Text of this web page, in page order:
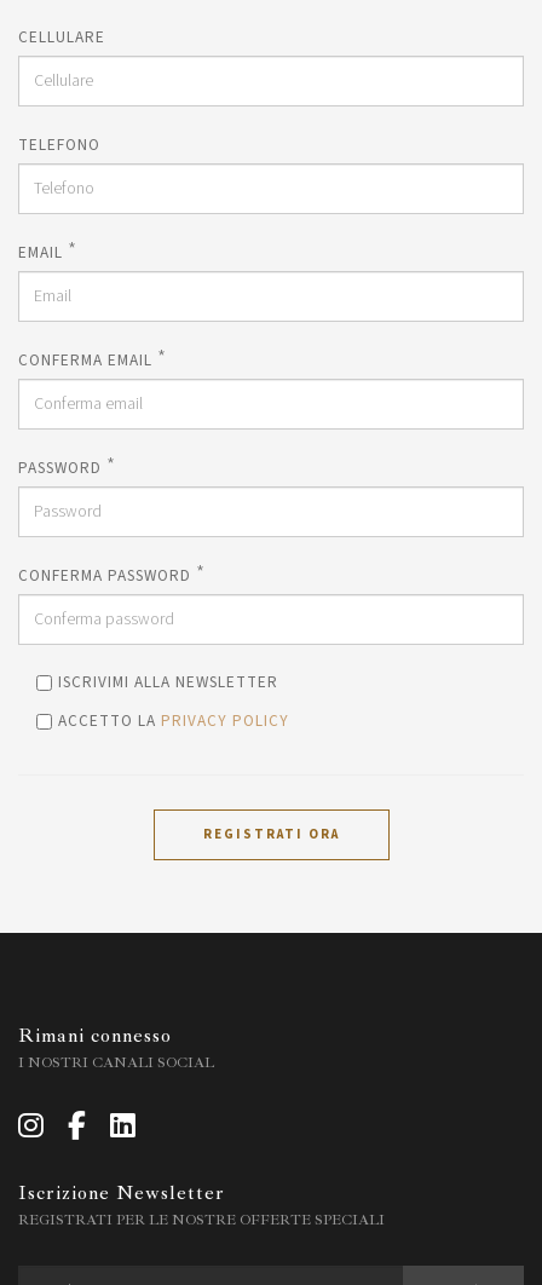
CELLULARE
TELEFONO
EMAIL *
CONFERMA EMAIL *
PASSWORD *
CONFERMA PASSWORD *
ISCRIVIMI ALLA NEWSLETTER
ACCETTO LA PRIVACY POLICY
REGISTRATI ORA
Rimani connesso
I NOSTRI CANALI SOCIAL
Iscrizione Newsletter
REGISTRATI PER LE NOSTRE OFFERTE SPECIALI